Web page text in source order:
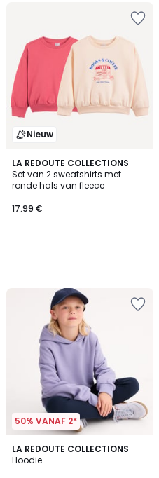
Nieuw
LA REDOUTE COLLECTIONS
Set van 2 sweatshirts met
ronde hals van fleece
17.99 €
50% VANAF 2*
LA REDOUTE COLLECTIONS
Hoodie
4.4
/ 5
2
Kleuren